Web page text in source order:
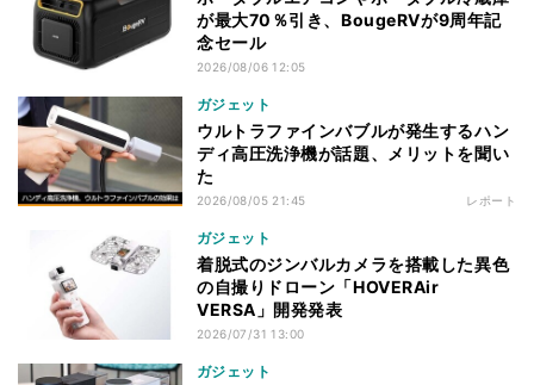
が最大70％引き、BougeRVが9周年記
念セール
2026/08/06 12:05
ガジェット
ウルトラファインバブルが発生するハン
ディ高圧洗浄機が話題、メリットを聞い
た
2026/08/05 21:45 レポート
ガジェット
着脱式のジンバルカメラを搭載した異色
の自撮りドローン「HOVERAir
VERSA」開発発表
2026/07/31 13:00
ガジェット